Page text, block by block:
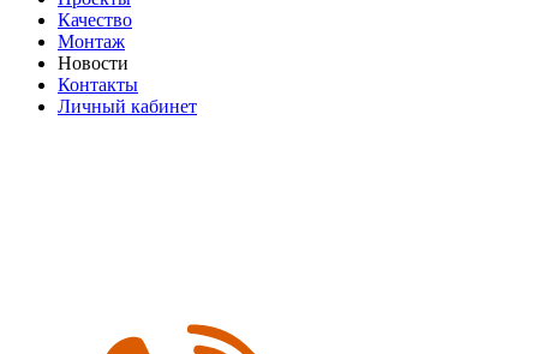
Качество
Монтаж
Новости
Контакты
Личный кабинет